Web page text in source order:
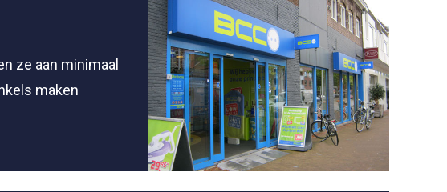
ze aan minimaal
maken